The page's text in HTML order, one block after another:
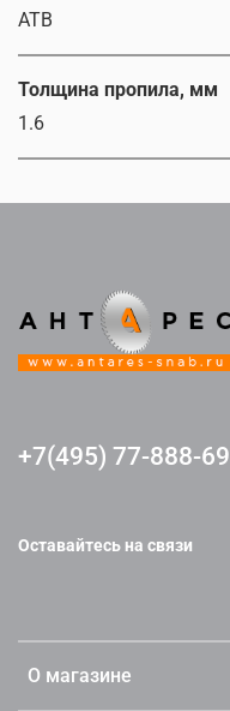
ATB
Толщина пропила, мм
1.6
О магазине
+7(495) 77-888-69
Оставайтесь на связи